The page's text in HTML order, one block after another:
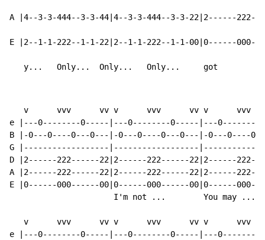
A |4--3-3-444--3-3-44|4--3-3-444--3-3-22|2------
E |2--1-1-222--1-1-22|2--1-1-222--1-1-00|0------
   y...   Only...  Only...   Only...     got
v      vvv      vv v      vvv      vv v      vvv
e |---0--------0-----|---0--------0-----|---0--------
B |-0---0----0---0---|-0---0----0---0---|-0---0----
G |------------------|------------------
D |2------222------22|2------222------22|2------
A |2------222------22|2------222------22|2------
E |0------000------00|0------000------00|0------
                      I'm not ...        You may ...
v      vvv      vv v      vvv      vv v      vvv
e |---0--------0-----|---0--------0-----|---0--------